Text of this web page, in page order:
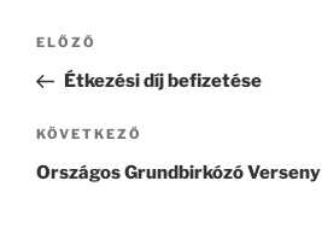
Bejegyzés
navigáció
Korábbi
bejegyzés
ELŐZŐ
Étkezési díj befizetése
Következő
bejegyzés
KÖVETKEZŐ
Országos Grundbirkózó Verseny